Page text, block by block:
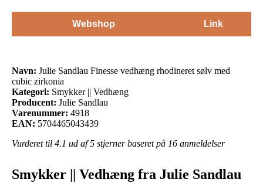
Webshop Link
Navn: Julie Sandlau Finesse vedhæng rhodineret sølv med
cubic zirkonia
Kategori: Smykker || Vedhæng
Producent: Julie Sandlau
Varenummer: 4918
EAN: 5704465043439
Vurderet til 4.1 ud af 5 stjerner baseret på 16 anmeldelser
Smykker || Vedhæng fra Julie Sandlau